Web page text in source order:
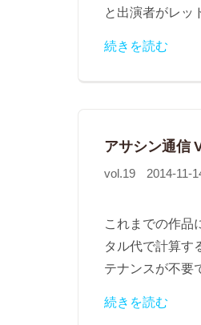
と出演者がレッ
続きを読む
アサシン通信
vol.19 2014-11-
これまでの作品
タル代で計算す
テナンスが不要
続きを読む